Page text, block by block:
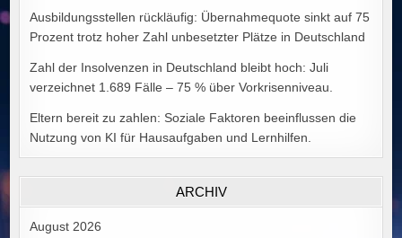
Ausbildungsstellen rückläufig: Übernahmequote sinkt auf 75
Prozent trotz hoher Zahl unbesetzter Plätze in Deutschland
Zahl der Insolvenzen in Deutschland bleibt hoch: Juli
verzeichnet 1.689 Fälle – 75 % über Vorkrisenniveau.
Eltern bereit zu zahlen: Soziale Faktoren beeinflussen die
Nutzung von KI für Hausaufgaben und Lernhilfen.
ARCHIV
August 2026